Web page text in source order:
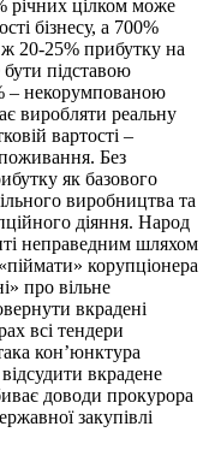
річних цілком може
бізнесу, а 700%
ж 20-25% прибутку на
підставою
– некорумпованою
виробляти реальну
вартості –
Без
як базового
виробництва та
діяння. Народ
неправедним шляхом
корупціонера
про вільне
вкрадені
всі тендери
кон’юнктура
вкрадене
доводи прокурора
закупівлі